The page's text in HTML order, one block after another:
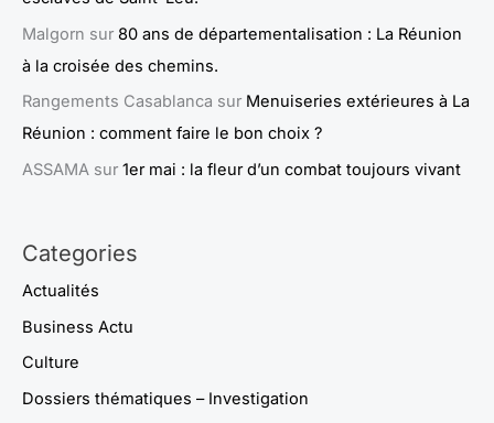
Malgorn sur 80 ans de départementalisation : La Réunion
à la croisée des chemins.
Rangements Casablanca sur Menuiseries extérieures à La
Réunion : comment faire le bon choix ?
ASSAMA sur 1er mai : la fleur d’un combat toujours vivant
Categories
Actualités
Business Actu
Culture
Dossiers thématiques – Investigation